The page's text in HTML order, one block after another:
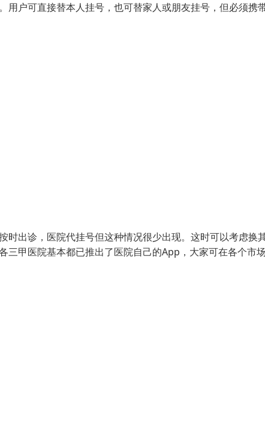
户可直接替本人挂号，也可替家人或朋友挂号，但必须携
出诊，医院代挂号但这种情况很少出现。这时可以考虑换
三甲医院基本都已推出了医院自己的App，大家可在各个市